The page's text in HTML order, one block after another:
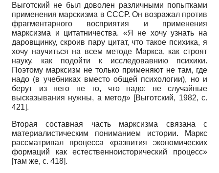
Выготский не был доволен различными попытками
применения марскизма в СССР. Он возражал против
фрагментарного восприятия и применения
марксизма и цитатничества. «Я не хочу узнать на
даровщинку, скроив пару цитат, что такое психика, я
хочу научиться на всем методе Маркса, как строят
науку, как подойти к исследовавнию психики.
Поэтому марксизм не только применяют не там, где
надо (в учебниках вместо общей психологии), но и
берут из него не то, что надо: не случайные
высказывания нужны, а метод» [Выготский, 1982, с.
421].
Вторая составная часть марксизма связана с
материалистическим пониманием истории. Маркс
рассматривал процесса «развития экономических
формаций как естественноисторический процесс»
[там же, с. 418].